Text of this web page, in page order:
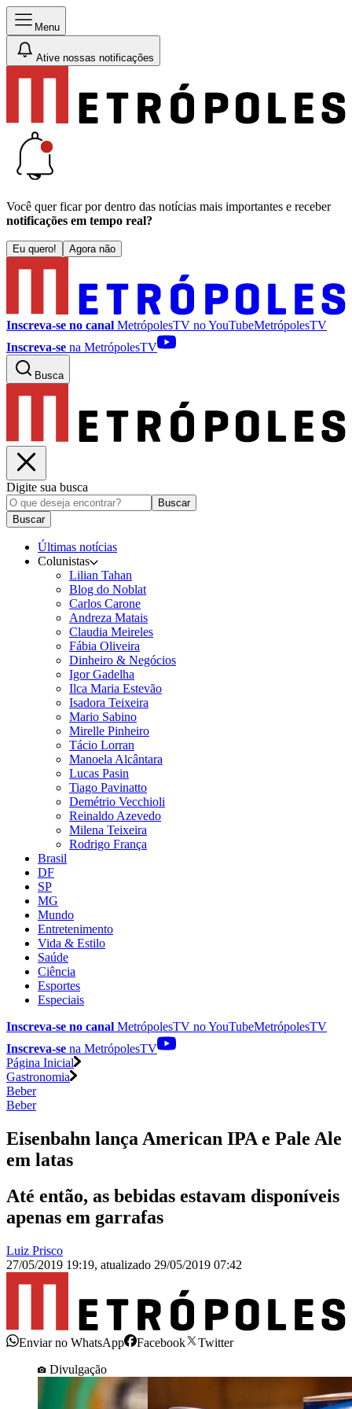
Menu
Ative nossas notificações
Você quer ficar por dentro das notícias mais importantes e receber
notificações em tempo real?
Eu quero! Agora não
Inscreva-se no canal MetrópolesTV noYouTubeMetrópolesTV
Inscreva-se na MetrópolesTV
Busca
Digite sua busca
Buscar
Buscar
Últimas notícias
Colunistas
Lilian Tahan
Blog do Noblat
Carlos Carone
Andreza Matais
Claudia Meireles
Fábia Oliveira
Dinheiro & Negócios
Igor Gadelha
Ilca Maria Estevão
Isadora Teixeira
Mario Sabino
Mirelle Pinheiro
Tácio Lorran
Manoela Alcântara
Lucas Pasin
Tiago Pavinatto
Demétrio Vecchioli
Reinaldo Azevedo
Milena Teixeira
Rodrigo França
Brasil
DF
SP
MG
Mundo
Entretenimento
Vida & Estilo
Saúde
Ciência
Esportes
Especiais
Inscreva-se no canal MetrópolesTV noYouTubeMetrópolesTV
Inscreva-se na MetrópolesTV
Página Inicial
Gastronomia
Beber
Beber
Eisenbahn lança American IPA e Pale Ale
em latas
Até então, as bebidas estavam disponíveis
apenas em garrafas
Luiz Prisco
27/05/2019 19:19, atualizado 29/05/2019 07:42
Enviar no WhatsApp Facebook
Twitter
Divulgação